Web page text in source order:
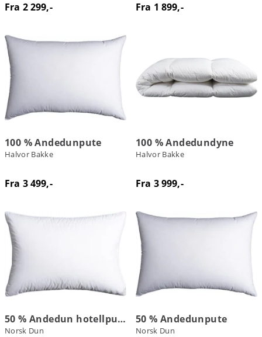
Fra 2 299,- Fra 1 899,-
100 % Andedunpute
Halvor Bakke
Fra 3 499,-
100 % Andedundyne
Halvor Bakke
Fra 3 999,-
50 % Andedun hotellpute
Norsk Dun
50 % Andedunpute
Norsk Dun